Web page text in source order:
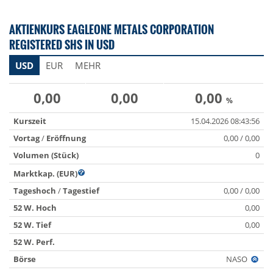
AKTIENKURS EAGLEONE METALS CORPORATION
REGISTERED SHS IN USD
USD EUR MEHR
0,00 0,00 0,00 %
Kurszeit
15.04.2026 08:43:56
Vortag/ Eröffnung
0,00 / 0,00
Volumen (Stück)
0
Marktkap. (EUR)
Tageshoch /Tagestief
0,00 / 0,00
52 W. Hoch
0,00
52 W. Tief
0,00
52 W. Perf.
Börse
NASO